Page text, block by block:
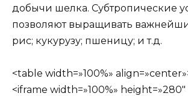
добычи шелка. Субтропические
позволяют выращивать
рис; кукурузу; пшеницу; и т.д.
<table width=»100%»
<iframe width=»100%» height=»280″